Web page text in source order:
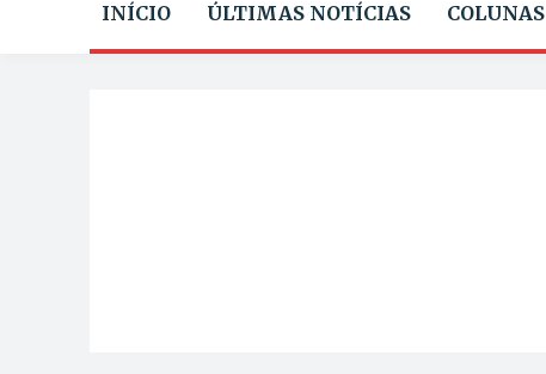
INÍCIO ÚLTIMAS NOTÍCIAS COLUNAS